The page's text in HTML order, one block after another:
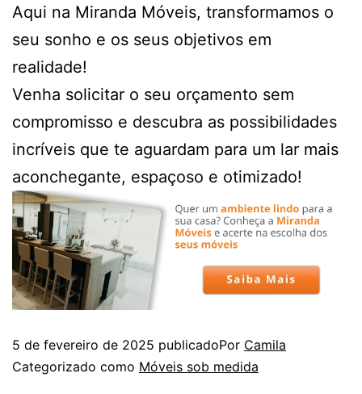
Aqui na Miranda Móveis, transformamos o
seu sonho e os seus objetivos em
realidade!
Venha solicitar o seu orçamento sem
compromisso e descubra as possibilidades
incríveis que te aguardam para um lar mais
aconchegante, espaçoso e otimizado!
5 de fevereiro de 2025 publicadoPor Camila
Categorizado como Móveis sob medida